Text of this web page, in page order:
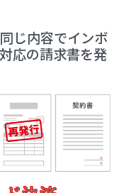
じ内容でインボ
応の請求書を発